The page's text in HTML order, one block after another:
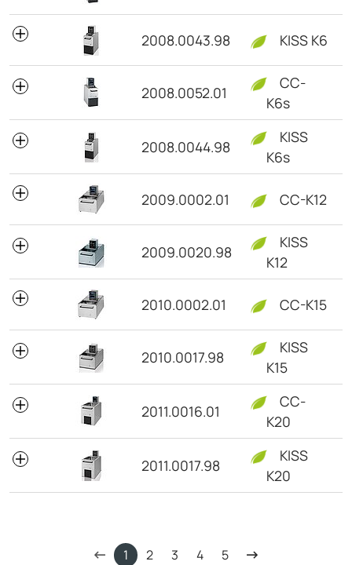
2008.0043.98 KISS K6
2008.0052.01
CC-
K6s
2008.0044.98
KISS
K6s
2009.0002.01 CC-K12
2009.0020.98
KISS
K12
2010.0002.01 CC-K15
2010.0017.98
KISS
K15
2011.0016.01
CC-
K20
2011.0017.98
KISS
K20
1 2 3 4 5